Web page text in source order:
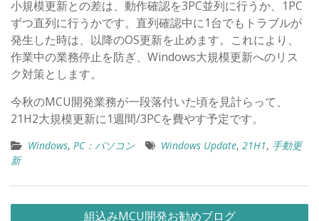
小規模更新との差は、動作確認を3PC並列に行うか、1PC
ずつ直列に行うかです。直列確認中に1台でもトラブルが
発生した時は、以降のOS更新を止めます。これにより、
作業中の業務停止を防ぎ、Windows大規模更新へのリス
ク対策とします。
今秋のMCU開発業務が一段落付いた頃を見計らって、
21H2大規模更新に1週間/3PCを費やす予定です。
Windows, PC：パソコン Windows Update, 21H1, 手動更
新
組込みMCU開発お勧めブログ